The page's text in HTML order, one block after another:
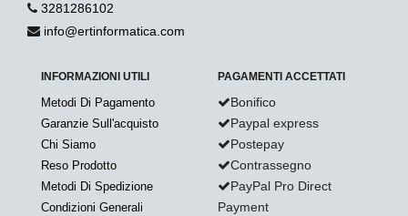
3281286102
info@ertinformatica.com
INFORMAZIONI UTILI
Metodi Di Pagamento
Garanzie Sull'acquisto
Chi Siamo
Reso Prodotto
Metodi Di Spedizione
Condizioni Generali
PAGAMENTI ACCETTATI
Bonifico
Paypal express
Postepay
Contrassegno
PayPal Pro Direct
Payment